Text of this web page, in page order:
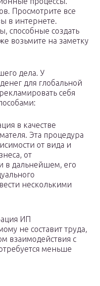
Просмотрите все
в интернете.
способные создать
возьмите на заметку
дела. У
для глобальной
себя
в качестве
Эта процедура
от вида и
от
в дальнейшем, его
несколькими
ИП
не составит труда,
взаимодействия с
меньше